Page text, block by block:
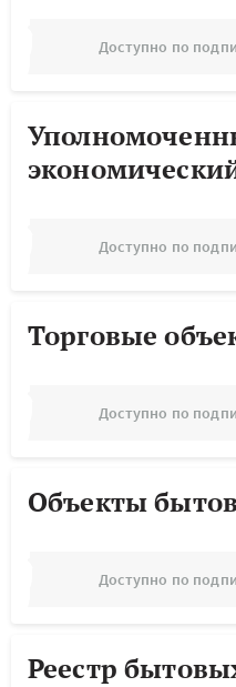
Доступно по
Доступно по
Торговые
Доступно по
Объекты
Доступно по
Реестр